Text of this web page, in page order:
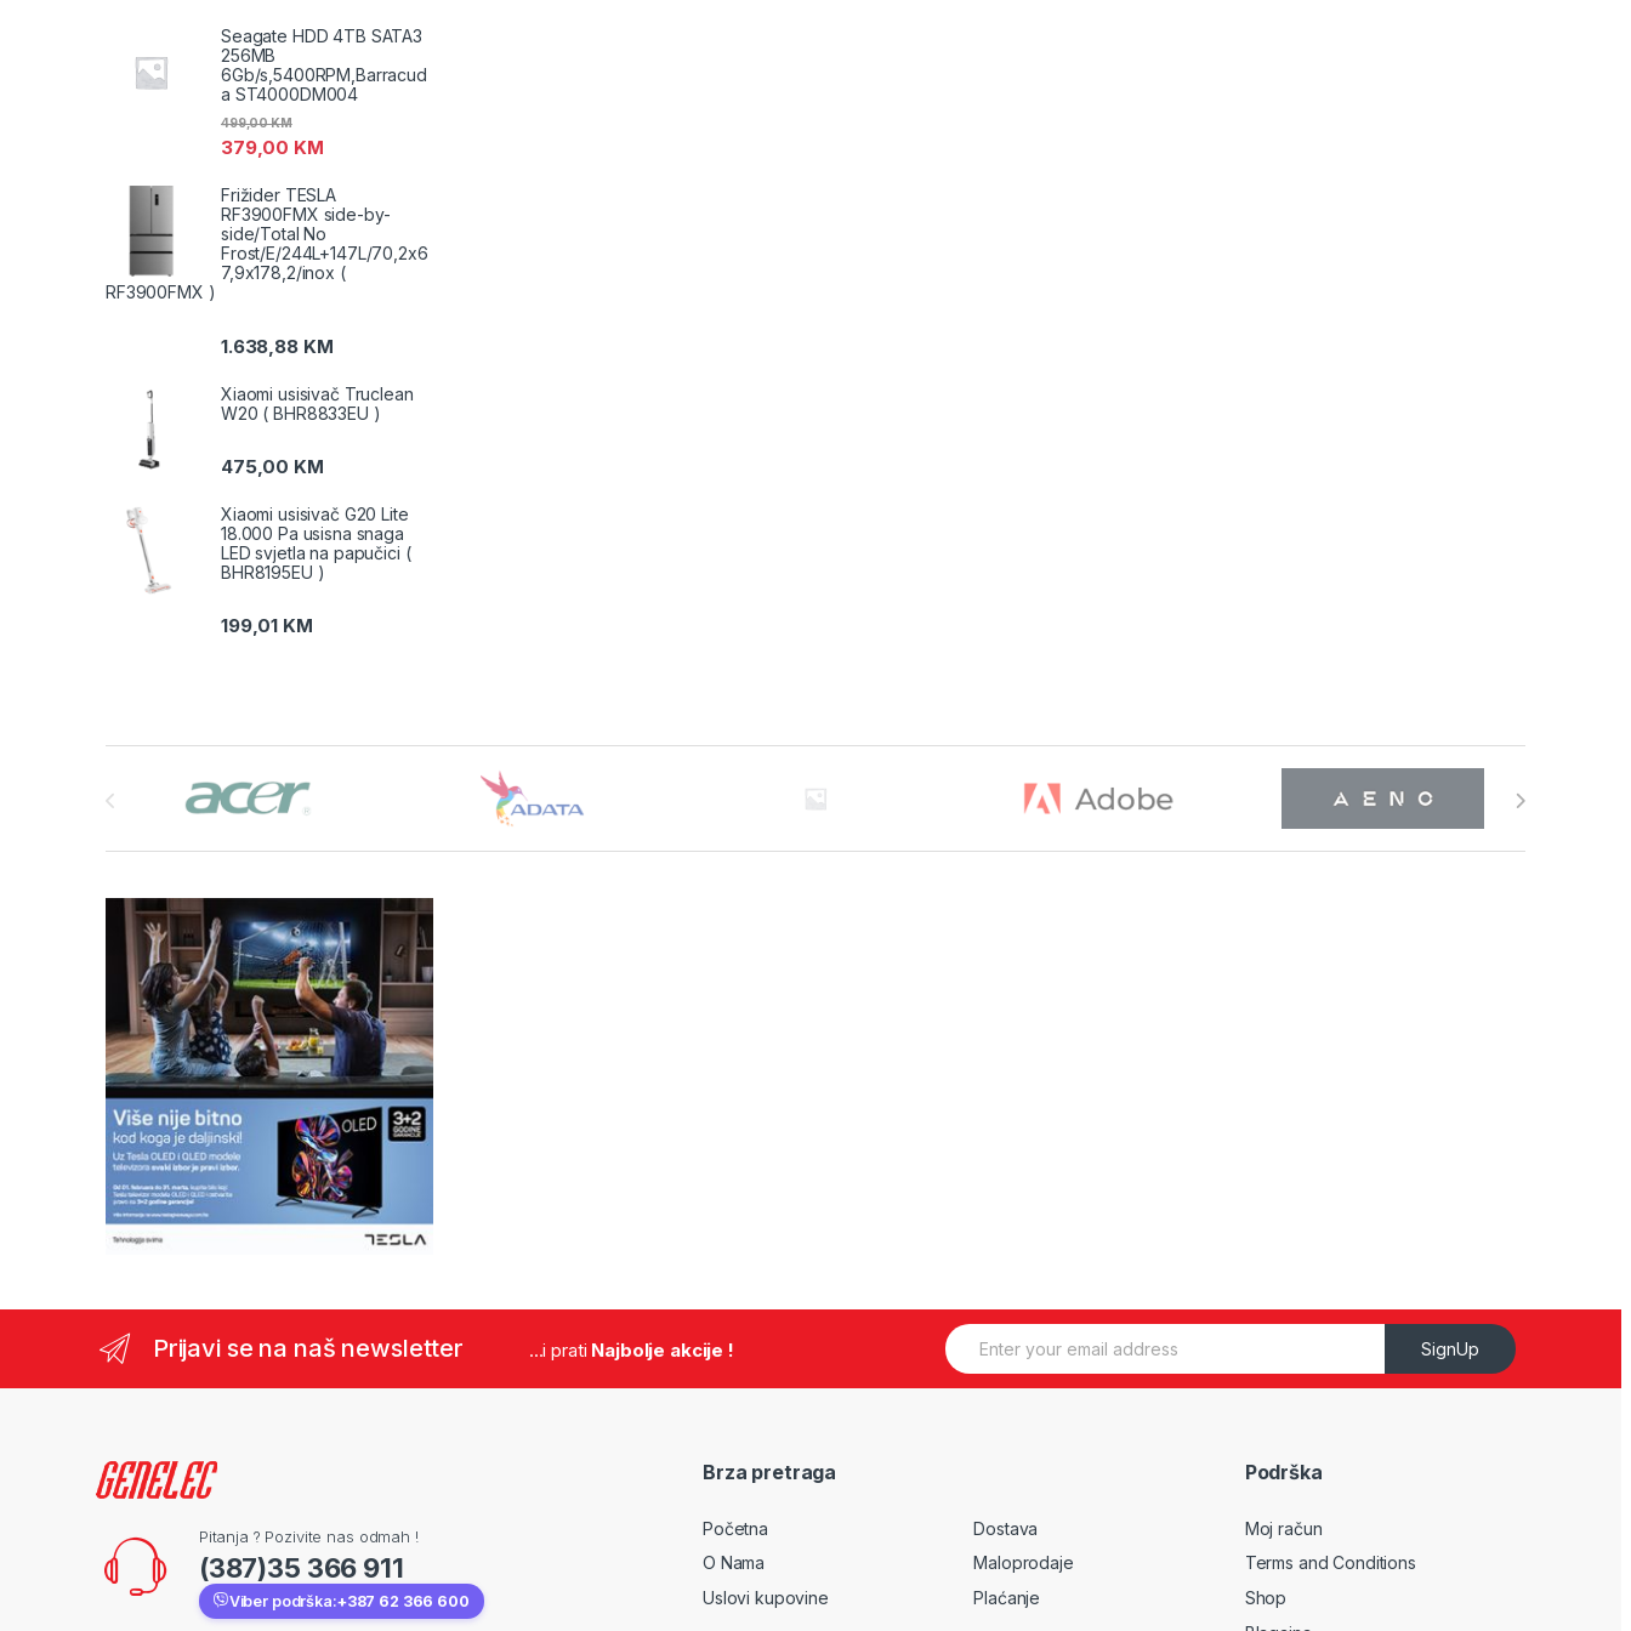
Seagate HDD 4TB SATA3
256MB
6Gb/s,5400RPM,Barracud
a ST4000DM004
379,00 KM
499,00KM
Frižider TESLA
RF3900FMX side-by-
side/Total No
Frost/E/244L+147L/70,2x6
7,9x178,2/inox (
RF3900FMX )
1.638,88 KM
Xiaomi usisivač Truclean
W20 ( BHR8833EU )
475,00 KM
Xiaomi usisivač G20 Lite
18.000 Pa usisna snaga
LED svjetla na papučici (
BHR8195EU )
199,01 KM
Prijavi se na naš newsletter ...i prati Najbolje akcije !
E
m
SignUp
Pitanja ? Pozivite nas odmah !
(387)35 366 911
Viber podrška:+387 62 366 600
Brza pretraga
Početna
O Nama
Uslovi kupovine
Dostava
Maloprodaje
Plaćanje
Podrška
Moj račun
Terms and Conditions
Shop